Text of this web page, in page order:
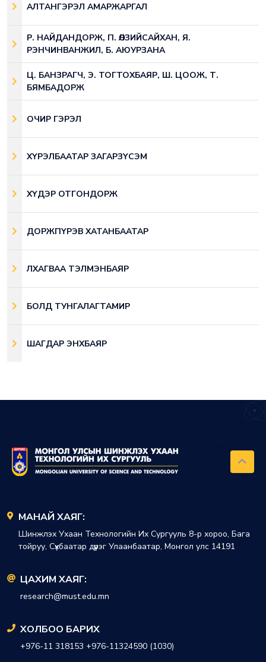
АЛТАНГЭРЭЛ АМАРЖАРГАЛ
Р. НАЙДАНДОРЖ, П. ӨЛЗИЙСАЙХАН, Я.
РЭНЧИНВАНЖИЛ, Б. АЮУРЗАНА
Ц. БАНЗРАГЧ, Э. ТОГТОХБАЯР, Ш. ЦООЖ, Т.
БЯМБАДОРЖ
ОЧИР ГЭРЭЛ
ХҮРЭЛБААТАР ЗАГАРЗҮСЭМ
ХҮДЭР ОТГОНДОРЖ
ДОРЖПҮРЭВ ХАТАНБААТАР
ЛХАГВАА ТЭЛМЭНБАЯР
БОЛД ТУНГАЛАГТАМИР
ШАГДАР ЭНХБАЯР
МАНАЙ ХАЯГ:
Шинжлэх Ухаан Технологийн Их Сургууль 8-р хороо, Бага
тойруу, Сүхбаатар дүүрэг Улаанбаатар, Монгол улс 14191
ЦАХИМ ХАЯГ:
research@must.edu.mn
ХОЛБОО БАРИХ
+976-11 318153 +976-11324590 (1030)